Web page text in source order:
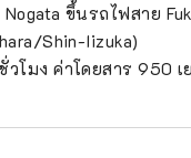
ขึ้นรถไฟสาย
Shin-Iizuka)
วโมง ค่าโดยสาร 950 เ